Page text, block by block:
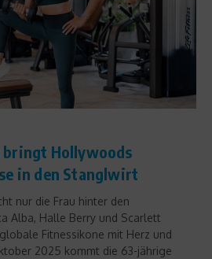
bringt Hollywoods
in den Stanglwirt
nur die Frau hinter den
Alba, Halle Berry und Scarlett
Fitnessikone mit Herz und
2025 kommt die 63-jährige